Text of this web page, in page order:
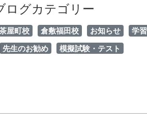
ログカテゴリー
屋町校 倉敷福田校 お知らせ 学習
先生のお勧め 模擬試験・テスト